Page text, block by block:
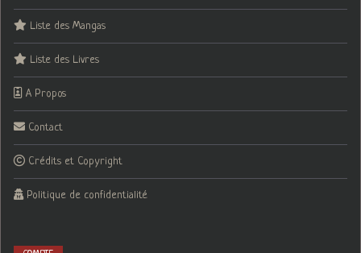
Liste des Mangas
Liste des Livres
A Propos
Contact
Crédits et Copyright
Politique de confidentialité